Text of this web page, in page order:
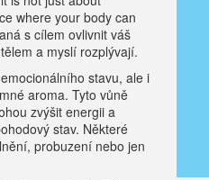
where your body can
s cílem ovlivnit váš
a myslí rozplývají.
stavu, ale i
aroma. Tyto vůně
zvýšit energii a
stav. Některé
probuzení nebo jen